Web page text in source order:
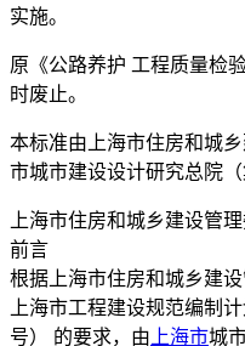
实施。
原《公路养护 工程质量检
时废止。
本标准由上海市住房和城
市城市建设设计研究总院
上海市住房和城乡建设管理
前言
根据上海市住房和城乡建
上海市工程建设规范编制
号） 的要求，由上海市城